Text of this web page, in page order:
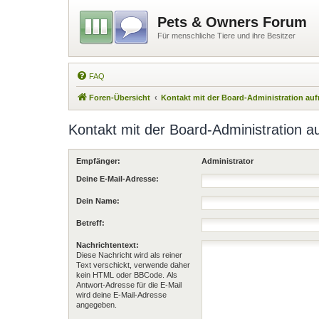
Pets & Owners Forum
Für menschliche Tiere und ihre Besitzer
FAQ
Foren-Übersicht Kontakt mit der Board-Administration
Kontakt mit der Board-Administration
Empfänger: Administrator
Deine E-Mail-Adresse:
Dein Name:
Betreff:
Nachrichtentext:
Diese Nachricht wird als reiner
Text verschickt, verwende daher
kein HTML oder BBCode. Als
Antwort-Adresse für die E-Mail
wird deine E-Mail-Adresse
angegeben.